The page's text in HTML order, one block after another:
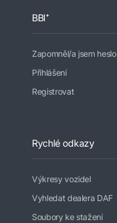
BBI⁺
Zapomněl/a jsem heslo
Přihlášení
Registrovat
Rychlé odkazy
Výkresy vozidel
Vyhledat dealera DAF
Soubory ke stažení